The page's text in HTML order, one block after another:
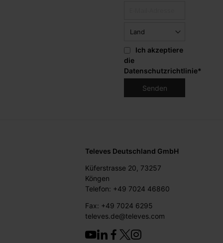
Ich akzeptiere
die
Datenschutzrichtlinie*
Televes Deutschland GmbH
Küferstrasse 20, 73257
Köngen
Telefon: +49 7024 46860
Fax: +49 7024 6295
televes.de@televes.com